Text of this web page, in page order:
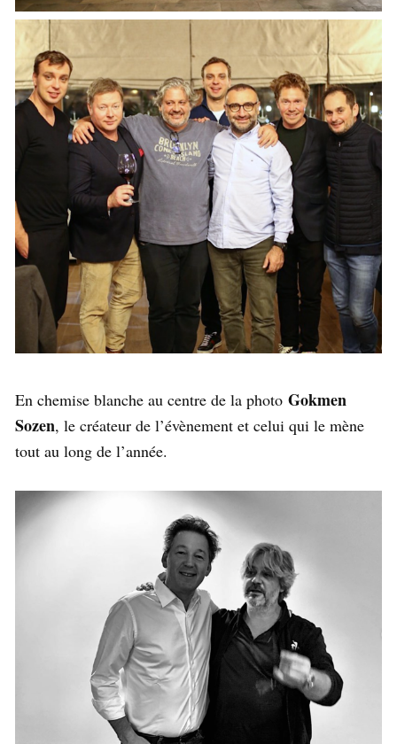
En chemise blanche au centre de la photo Gokmen
Sozen, le créateur de l’évènement et celui qui le mène
tout au long de l’année.